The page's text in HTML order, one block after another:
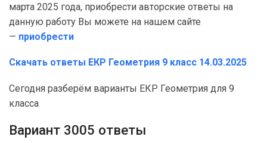
марта 2025 года, приобрести авторские ответы на
данную работу Вы можете на нашем сайте
— приобрести
Скачать ответы ЕКР Геометрия 9 класс 14.03.2025
Сегодня разберём варианты ЕКР Геометрия для 9
класса
Вариант 3005 ответы